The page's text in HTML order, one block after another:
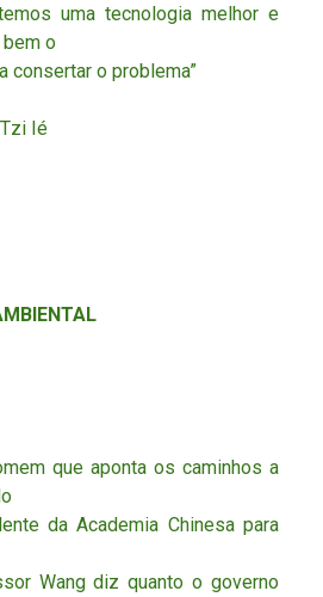
uma tecnologia melhor e
o
consertar o problema”
Ié
que aponta os caminhos a
da Academia Chinesa para
Wang diz quanto o governo